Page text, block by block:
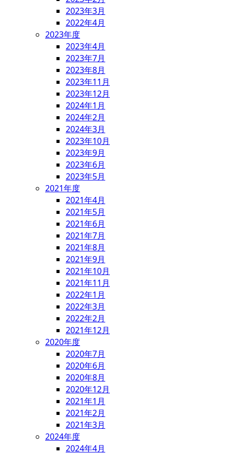
2023年3月
2022年4月
2023年度
2023年4月
2023年7月
2023年8月
2023年11月
2023年12月
2024年1月
2024年2月
2024年3月
2023年10月
2023年9月
2023年6月
2023年5月
2021年度
2021年4月
2021年5月
2021年6月
2021年7月
2021年8月
2021年9月
2021年10月
2021年11月
2022年1月
2022年3月
2022年2月
2021年12月
2020年度
2020年7月
2020年6月
2020年8月
2020年12月
2021年1月
2021年2月
2021年3月
2024年度
2024年4月